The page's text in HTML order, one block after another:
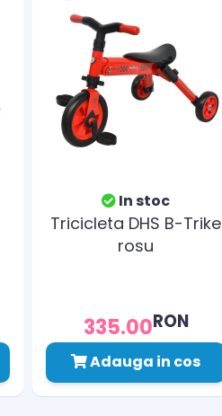
In stoc
Tricicleta DHS B-Trike
rosu
335.00RON
Adauga in cos